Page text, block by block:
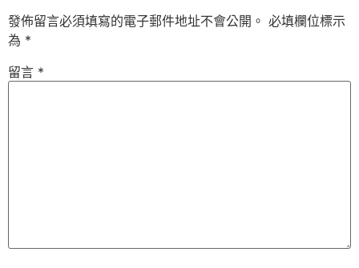
發佈留言必須填寫的電子郵件地址不會公開。 必填欄位標示
為 *
留言 *